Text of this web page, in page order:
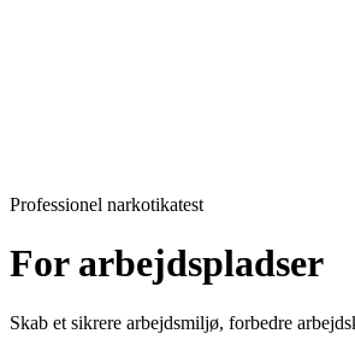
Professionel narkotikatest
For arbejdspladser
Skab et sikrere arbejdsmiljø, forbedre